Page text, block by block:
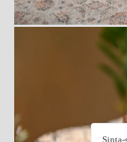
Sinta-